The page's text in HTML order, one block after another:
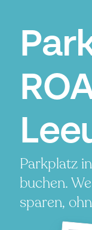
Parkplatz
buchen.
sparen,